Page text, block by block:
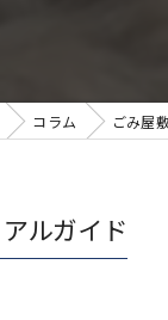
コラム ごみ屋
ルガイド